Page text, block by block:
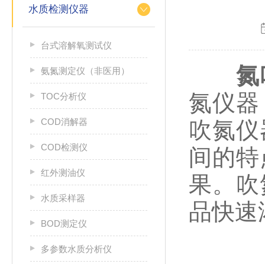
水质检测仪器
台式溶解氧测试仪
氨氮测定仪（非医用）
TOC分析仪
COD消解器
COD检测仪
红外测油仪
水质采样器
BOD测定仪
多参数水质分析仪
氮
氮仪
吹氮
间的
果。
品快